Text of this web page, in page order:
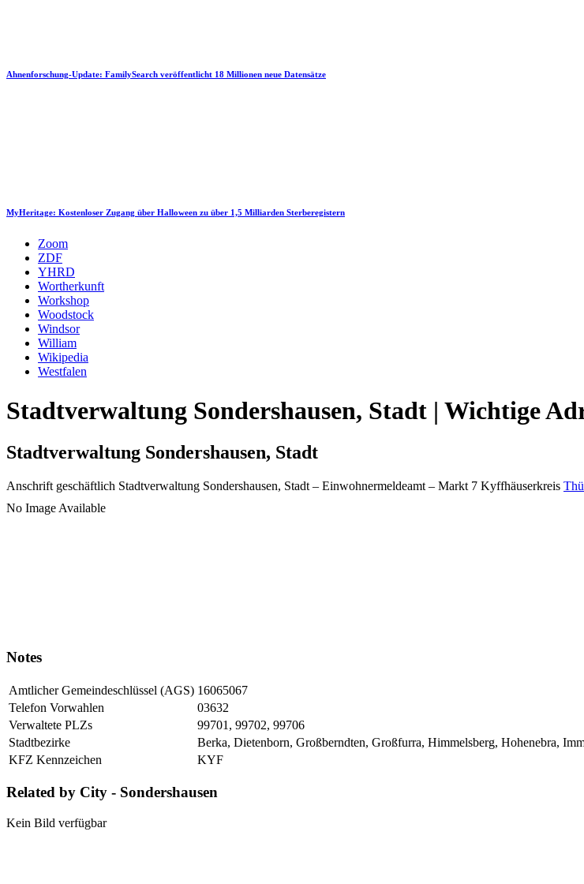
Ahnenforschung-Update: FamilySearch veröffentlicht 18 Millionen neue Datensätze
MyHeritage: Kostenloser Zugang über Halloween zu über 1,5 Milliarden Sterberegistern
Zoom
ZDF
YHRD
Wortherkunft
Workshop
Woodstock
Windsor
William
Wikipedia
Westfalen
Stadtverwaltung Sondershausen, Stadt | Wichtige
Stadtverwaltung Sondershausen, Stadt
Anschrift geschäftlich Stadtverwaltung Sondershausen, Stadt – Einwohnermeldeamt – Markt 7 Kyffhäuserkreis
No Image Available
Notes
Amtlicher Gemeindeschlüssel (AGS) 16065067
Telefon Vorwahlen
03632
Verwaltete PLZs
99701, 99702, 99706
Stadtbezirke
Berka, Dietenborn, Großberndten, Großfurra, Himmelsberg, Hohenebra,
KFZ Kennzeichen
KYF
Related by City - Sondershausen
Kein Bild verfügbar